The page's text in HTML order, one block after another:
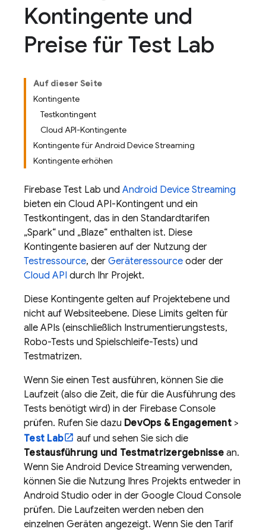
Kontingente und
Preise für Test Lab
Auf dieser Seite
Kontingente
Testkontingent
Cloud API-Kontingente
Kontingente für Android Device Streaming
Kontingente erhöhen
Firebase Test Lab und Android Device Streaming
bieten ein Cloud API-Kontingent und ein
Testkontingent, das in den Standardtarifen
„Spark“ und „Blaze“ enthalten ist. Diese
Kontingente basieren auf der Nutzung der
Testressource, der Geräteressource oder der
Cloud API durch Ihr Projekt.
Diese Kontingente gelten auf Projektebene und
nicht auf Websiteebene. Diese Limits gelten für
alle APIs (einschließlich Instrumentierungstests,
Robo-Tests und Spielschleife-Tests) und
Testmatrizen.
Wenn Sie einen Test ausführen, können Sie die
Laufzeit (also die Zeit, die für die Ausführung des
Tests benötigt wird) in der Firebase Console
prüfen. Rufen Sie dazu DevOps & Engagement>
Test Lab
auf und sehen Sie sich die
Testausführung und Testmatrizergebnissean.
Wenn Sie Android Device Streaming verwenden,
können Sie die Nutzung Ihres Projekts entweder in
Android Studio oder in der Google Cloud Console
prüfen. Die Laufzeiten werden neben den
einzelnen Geräten angezeigt. Wenn Sie den Tarif